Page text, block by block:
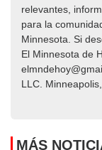
relevantes,
para la
Minnesota. Si
El Minnesota de
LLC.
MÁS